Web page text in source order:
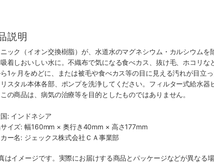
説明
ック（イオン交換樹脂）が、水道水のマグネシウム・カルシウム
着しおいしい水に。不織布で気になる食べカス、抜け毛、ホコリ
1ヶ月をめどに、または被毛や食べカス等の目に見える汚れが目立
スタル本体各部、ポンプを洗浄してください。フィルター式給水
の商品は、病気の治療等を目的としたものではありません。
: インドネシア
イズ: 幅160mm × 奥行き40mm × 高さ177mm
カー名: ジェックス株式会社ＣＡ事業部
はイメージです。実際にお届けする商品とパッケージなどが異なる場